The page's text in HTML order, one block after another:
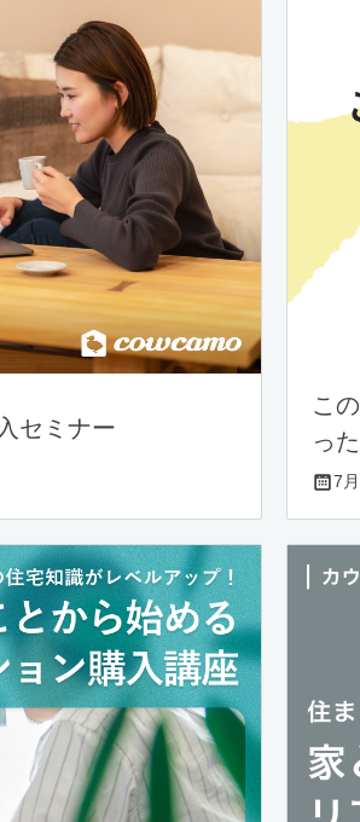
セミナー
こ
っ
7